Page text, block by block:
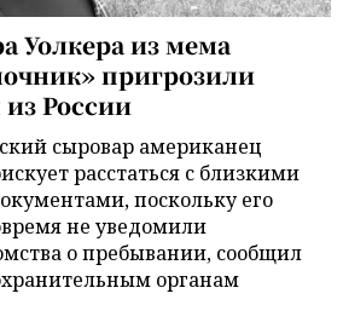
Уолкера из мема
пригрозили
России
сыровар американец
расстаться с близкими
поскольку его
не уведомили
о пребывании, сообщил
органам